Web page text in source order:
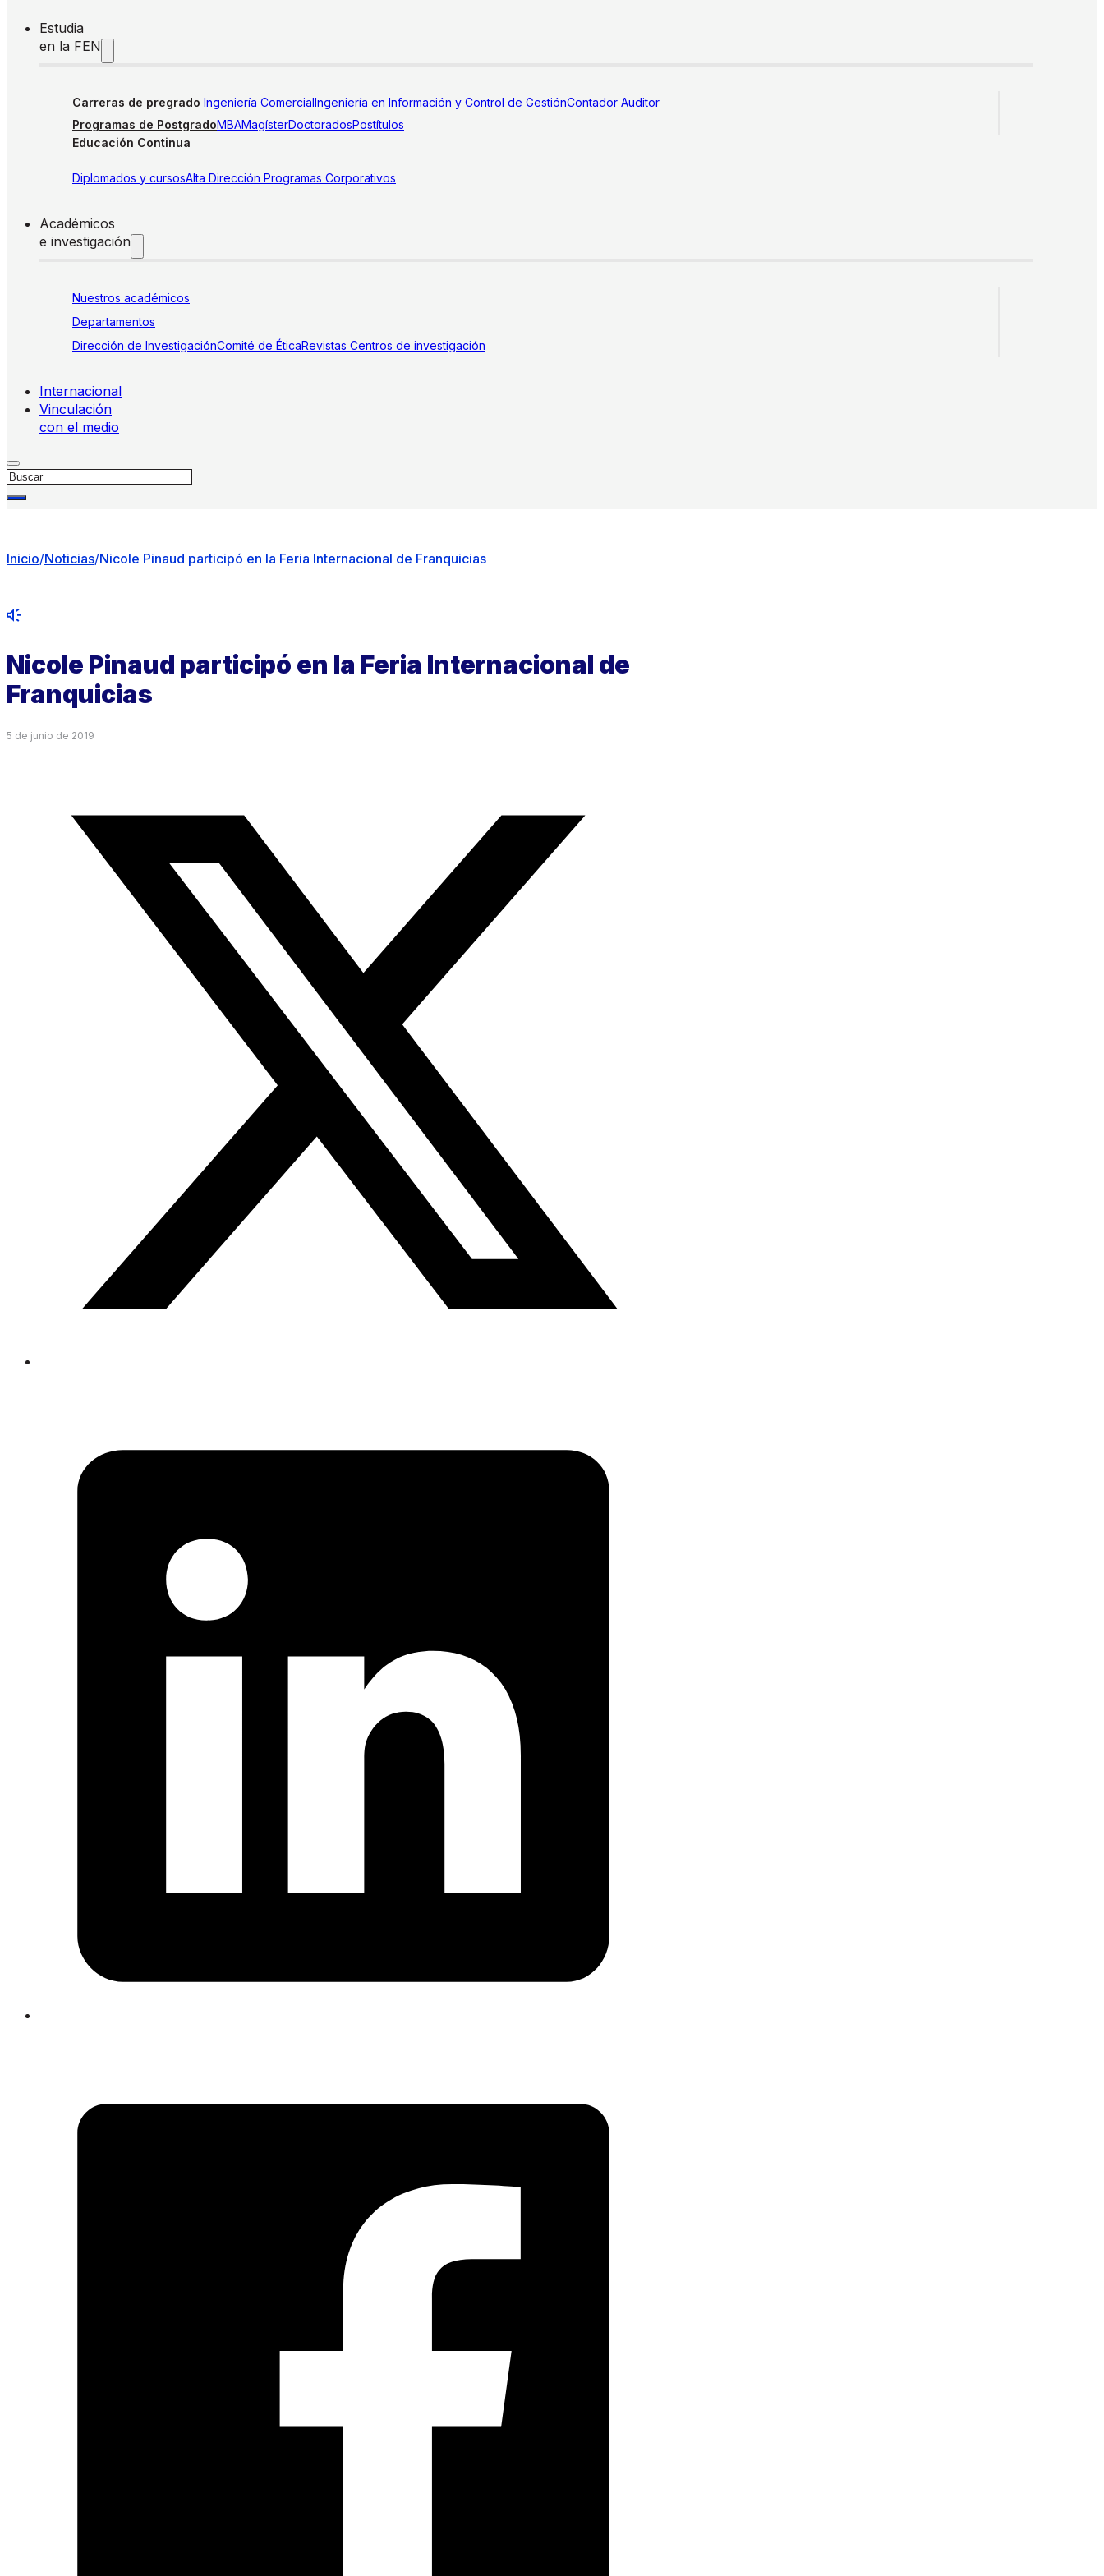
Estudia
en la FEN
Carreras de pregrado Ingeniería ComercialIngeniería en Información y Control de GestiónContador Auditor
Programas de PostgradoMBAMagísterDoctoradosPostítulos
Educación Continua
Diplomados y cursosAlta Dirección Programas Corporativos
Académicos
e investigación
Nuestros académicos
Departamentos
Dirección de InvestigaciónComité de ÉticaRevistas Centros de investigación
Internacional
Vinculación
con el medio
Buscar
Inicio/Noticias/Nicole Pinaud participó en la Feria Internacional de Franquicias
Nicole Pinaud participó en la Feria Internacional de
Franquicias
5 de junio de 2019